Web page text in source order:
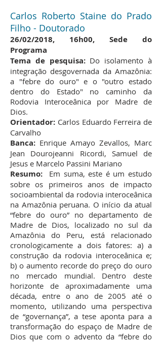
Carlos Roberto Staine do Prado
Filho - Doutorado
26/02/2018, 16h00, Sede do
Programa
Tema de pesquisa:Do isolamento à
integração desgovernada da Amazônia:
a "febre do ouro" e o "outro estado
dentro do Estado" no caminho da
Rodovia Interoceânica por Madre de
Dios.
Orientador: Carlos Eduardo Ferreira de
Carvalho
Banca: Enrique Amayo Zevallos, Marc
Jean Dourojeanni Ricordi, Samuel de
Jesus e Marcelo Passini Mariano
Resumo: Em suma, este é um estudo
sobre os primeiros anos de impacto
socioambiental da rodovia interoceânica
na Amazônia peruana. O início da atual
“febre do ouro” no departamento de
Madre de Dios, localizado no sul da
Amazônia do Peru, está relacionado
cronologicamente a dois fatores: a) a
construção da rodovia interoceânica e;
b) o aumento recorde do preço do ouro
no mercado mundial. Dentro deste
horizonte de aproximadamente uma
década, entre o ano de 2005 até o
momento, utilizando uma perspectiva
de “governança”, a tese aponta para a
transformação do espaço de Madre de
Dios que com o advento da “febre do